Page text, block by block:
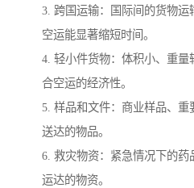
3. 跨国运输：国际间的货物运
空运能显著缩短时间。
4. 轻小件货物：体积小、重
合空运的经济性。
5. 样品和文件：商业样品、
送达的物品。
6. 救灾物资：紧急情况下的
运达的物资。